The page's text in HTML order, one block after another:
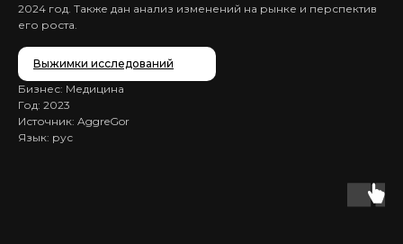
2024 год. Также дан анализ изменений на рынке и перспектив
его роста.
Выжимки исследований
Бизнес: Медицина
Год: 2023
Источник: AggreGor
Язык: рус